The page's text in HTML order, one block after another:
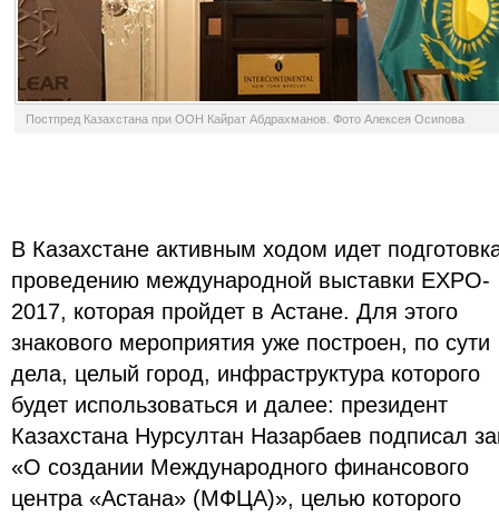
Постпред Казахстана при ООН Кайрат Абдрахманов. Фото Алексея Осипова
В Казахстане активным ходом идет
проведению международной выставки EXPO-
2017, которая пройдет в Астане. Для этого
знакового мероприятия уже построен, по сути
дела, целый город, инфраструктура которого
будет использоваться и далее: президент
Казахстана Нурсултан Назарбаев подписал
«О создании Международного финансового
центра «Астана» (МФЦА)», целью которого